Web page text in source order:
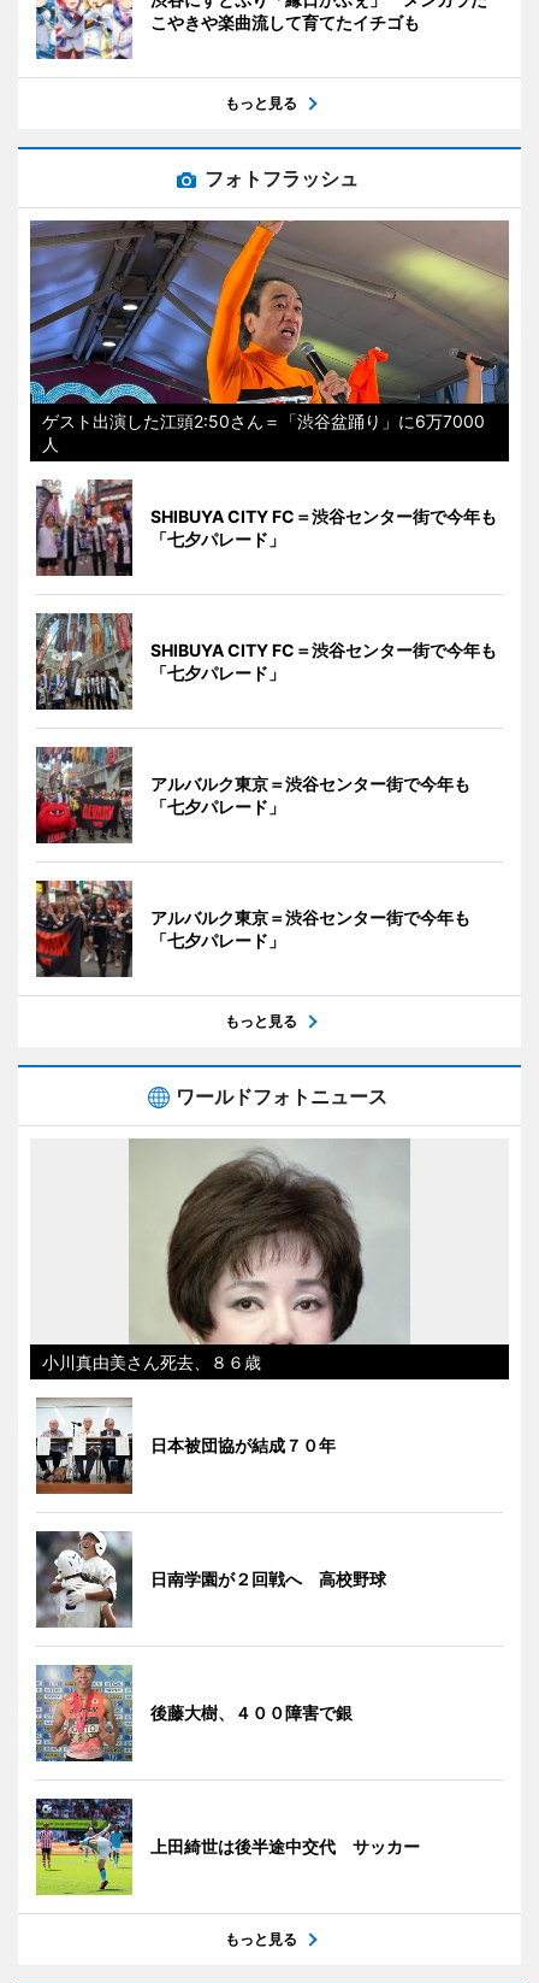
こやきや楽曲流して育てたイチゴも
もっと見る
フォトフラッシュ
ゲスト出演した江頭2:50さん＝「渋谷盆踊り」に6万7000
人
SHIBUYA CITY FC＝渋谷センター街で今年も
「七夕パレード」
SHIBUYA CITY FC＝渋谷センター街で今年も
「七夕パレード」
アルバルク東京＝渋谷センター街で今年も
「七夕パレード」
アルバルク東京＝渋谷センター街で今年も
「七夕パレード」
もっと見る
ワールドフォトニュース
小川真由美さん死去、８６歳
日本被団協が結成７０年
日南学園が２回戦へ 高校野球
後藤大樹、４００障害で銀
上田綺世は後半途中交代 サッカー
もっと見る